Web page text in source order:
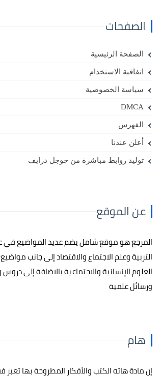
الصفحات
الصفحة الرئيسية
اتفاقية الاستخدام
سياسة الخصوصية
DMCA
الفهرس
أعلن عندنا
توليد روابط مباشرة من جوجل درايف
عن الموقع
المرجع هو موقع شامل يضم عديد المواضيع في
التربية وعلم الاجتماع والاقتصاد إلى جانب
العلوم الإنسانية والاجتماعية بالاضافة إلى
ورسائل علمية
هام
إن مادة هاته الكتب والأفكار المطروحة بها